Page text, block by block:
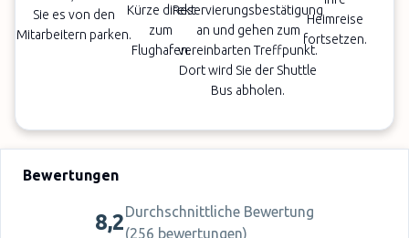
Sie es von den
Mitarbeitern parken.
Kürze direkt
zum
Flughafen.
Reservierungsbestätigung
an und gehen zum
vereinbarten Treffpunkt.
Dort wird Sie der Shuttle
Bus abholen.
Heimreise
fortsetzen.
Bewertungen
8,2Durchschnittliche Bewertung
(256 bewertungen)